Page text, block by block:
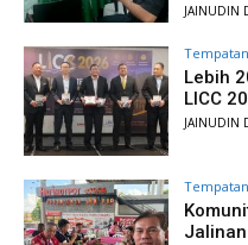
JAINUDIN
Tempatan
Lebih
LICC
JAINUDIN
Tempatan